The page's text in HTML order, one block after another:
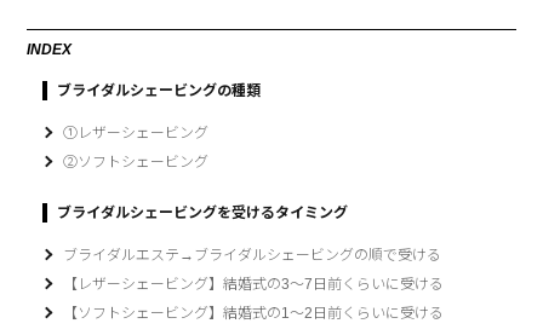
INDEX
ブライダルシェービングの種類
①レザーシェービング
②ソフトシェービング
ブライダルシェービングを受けるタイミング
ブライダルエステ→ブライダルシェービングの順で受ける
【レザーシェービング】結婚式の3～7日前くらいに受ける
【ソフトシェービング】結婚式の1～2日前くらいに受ける